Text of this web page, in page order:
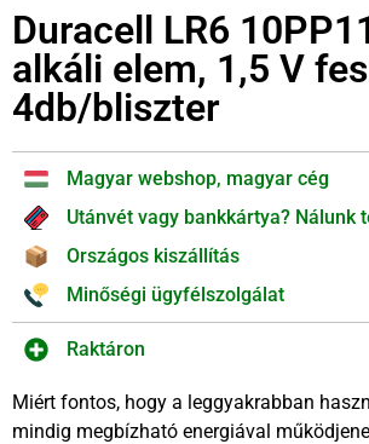
Duracell LR6
alkáli elem, 1,5 V
4db/bliszter
Magyar webshop, magyar cég
Utánvét vagy bankkártya? Nálunk
Országos kiszállítás
Minőségi ügyfélszolgálat
Raktáron
Miért fontos, hogy a leggyakrabban
mindig megbízható energiával